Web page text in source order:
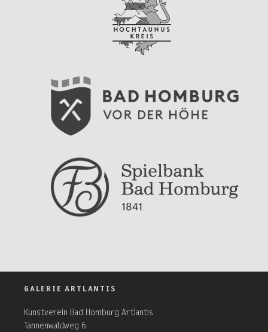
GALERIE ARTLANTIS
Kunstverein Bad Homburg Artlantis
Tannenwaldweg 6